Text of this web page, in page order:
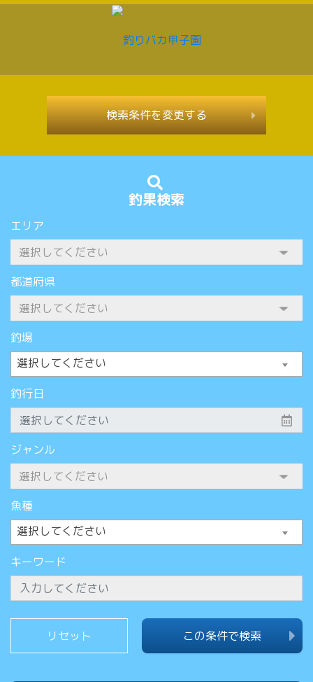
釣果検索
エリア
都道府県
釣場
選択してください
釣行日
ジャンル
魚種
選択してください
キーワード
この条件で検索
検索条件を変更する